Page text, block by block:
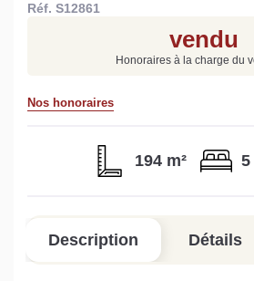
Estimez votre bien en ligne.
en quelques clics.
Réf. S12861
vendu
Honoraires à la charge du
Nos honoraires
194 m² 5
Description Détails